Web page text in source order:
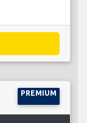
PREMIUM